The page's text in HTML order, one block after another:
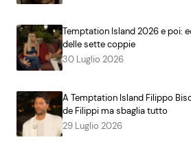
Temptation Island 2026 e poi:
delle sette coppie
30 Luglio 2026
A Temptation Island Filippo
de Filippi ma sbaglia tutto
29 Luglio 2026